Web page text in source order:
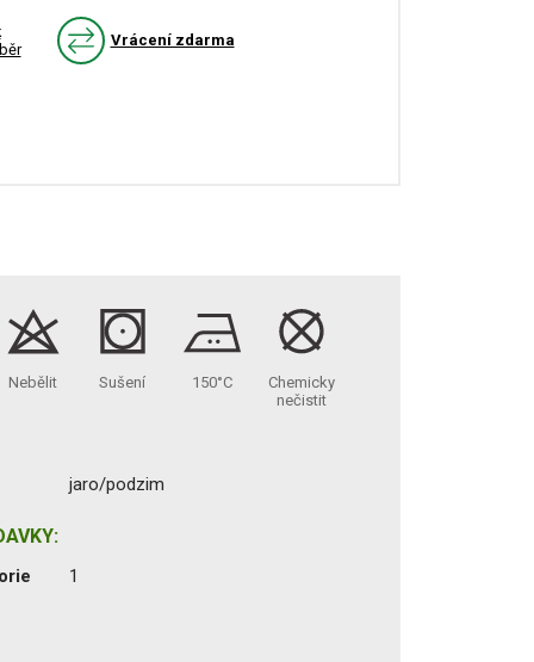
Vrácení zdarma
Nebělit Sušení 150°C
Chemicky
nečistit
jaro/podzim
1